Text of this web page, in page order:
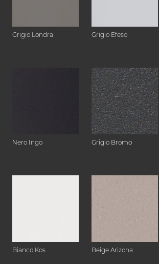
Grigio Londra Grigio Efeso
Nero Ingo Grigio Bromo
Bianco Kos Beige Arizona